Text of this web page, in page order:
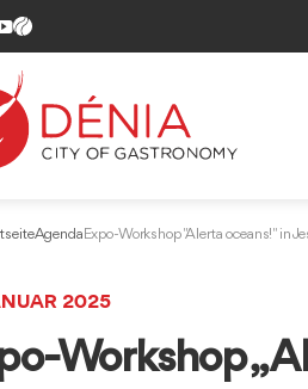
Agenda Expo-Workshop "Alerta oceans!" in
2025
Workshop